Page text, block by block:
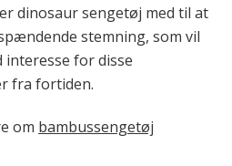
dinosaur sengetøj med til at
stemning, som vil
for disse
fra fortiden.
om bambussengetøj